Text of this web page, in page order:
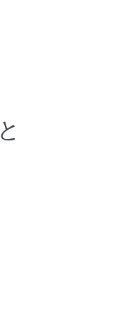
と